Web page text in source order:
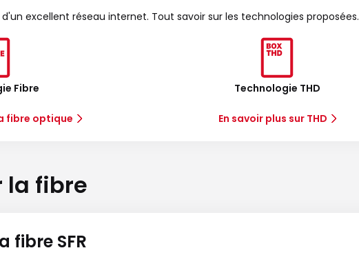
excellent réseau internet. Tout savoir sur les technologies proposées.
Fibre
fibre optique
Technologie THD
En savoir plus sur THD
la fibre
fibre SFR